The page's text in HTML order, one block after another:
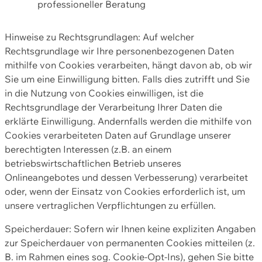
professioneller Beratung
Hinweise zu Rechtsgrundlagen: Auf welcher
Rechtsgrundlage wir Ihre personenbezogenen Daten
mithilfe von Cookies verarbeiten, hängt davon ab, ob wir
Sie um eine Einwilligung bitten. Falls dies zutrifft und Sie
in die Nutzung von Cookies einwilligen, ist die
Rechtsgrundlage der Verarbeitung Ihrer Daten die
erklärte Einwilligung. Andernfalls werden die mithilfe von
Cookies verarbeiteten Daten auf Grundlage unserer
berechtigten Interessen (z.B. an einem
betriebswirtschaftlichen Betrieb unseres
Onlineangebotes und dessen Verbesserung) verarbeitet
oder, wenn der Einsatz von Cookies erforderlich ist, um
unsere vertraglichen Verpflichtungen zu erfüllen.
Speicherdauer: Sofern wir Ihnen keine expliziten Angaben
zur Speicherdauer von permanenten Cookies mitteilen (z.
B. im Rahmen eines sog. Cookie-Opt-Ins), gehen Sie bitte